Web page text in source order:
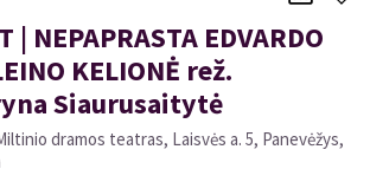
| NEPAPRASTA EDVARDO
KELIONĖ rež.
Siaurusaitytė
dramos teatras, Laisvės a. 5, Panevėžys,